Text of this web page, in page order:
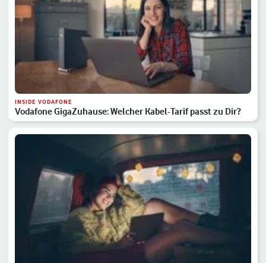
INSIDE VODAFONE
Vodafone GigaZuhause: Welcher Kabel-Tarif passt zu Dir?